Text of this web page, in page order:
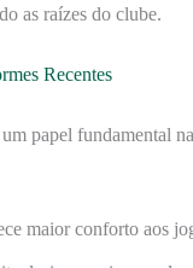
as raízes do clube.
Recentes
papel fundamental
maior conforto aos